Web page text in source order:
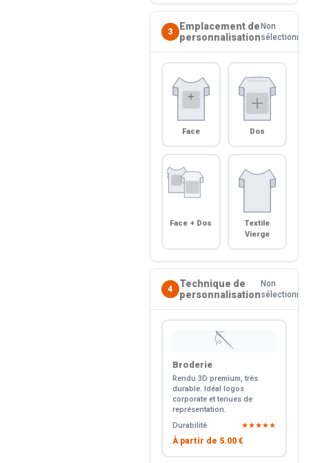
3
Emplacement de
personnalisation
Non
sélectionné
Face Dos
Face + Dos
Textile
Vierge
4
Technique de
personnalisation
Non
sélectionné
🪡
Broderie
Rendu 3D premium, très
durable. Idéal logos
corporate et tenues de
représentation.
Durabilité
★★★★★
À partir de 5.00 €